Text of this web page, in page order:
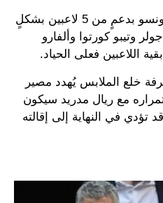
على الجانب الآخر، يحظى ألونسو بدعمٍ من 5 لاعبين بشكلٍ
وتيبو كورتوا وألفارو
اللاعبين فعلى الحياد.
خلع الملابس يُهدد مصير
مع ريال مدريد سيكون
تؤدي في النهاية إلى إقالته